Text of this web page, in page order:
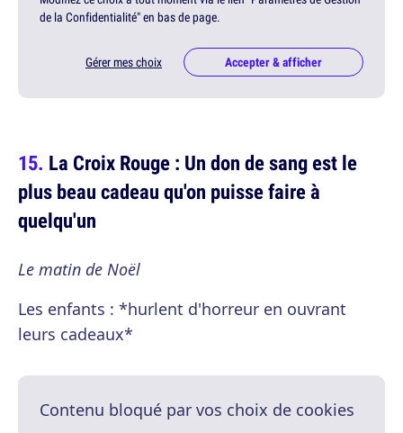
de la Confidentialité" en bas de page.
Gérer mes choix Accepter & afficher
La Croix Rouge : Un don de sang est le
plus beau cadeau qu'on puisse faire à
quelqu'un
Le matin de Noël
Les enfants : *hurlent d'horreur en ouvrant
leurs cadeaux*
Contenu bloqué par vos choix de cookies